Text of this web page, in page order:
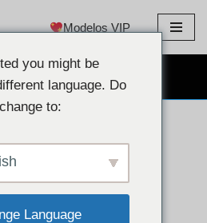
Modelos VIP
you might be
language. Do
to:
Language